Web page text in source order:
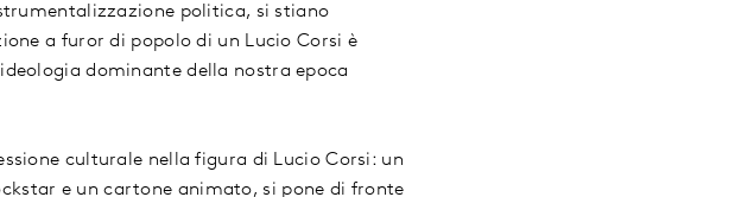
politica, si stiano
a furor di popolo di un Lucio Corsi è
dominante della nostra epoca
culturale nella figura di Lucio Corsi: un
e un cartone animato, si pone di fronte